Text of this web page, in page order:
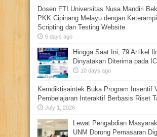
Dosen FTI Universitas Nusa Mandiri
PKK Cipinang Melayu dengan
Scripting dan Testing Website
6 days ago
Hingga Saat Ini, 79 Artikel
Dinyatakan Diterima pada
10 days ago
Kemdiktisaintek Buka Program Insentif
Pembelajaran Interaktif Berbasis Riset
July 1, 2026
Lewat Pengabdian
UNM Dorong Pemasaran